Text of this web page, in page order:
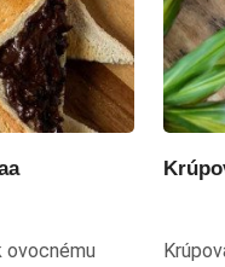
ovocnému